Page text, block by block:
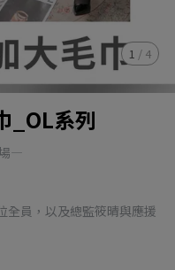
1 / 4
_OL系列
—
員，以及總監筱晴與應援